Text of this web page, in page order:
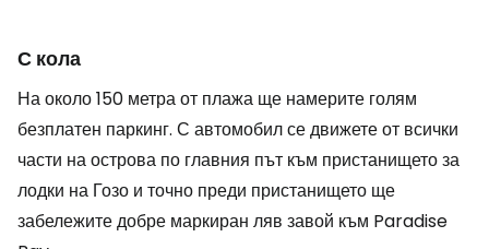
С кола
На около 150 метра от плажа ще намерите голям
безплатен паркинг. С автомобил се движете от всички
части на острова по главния път към пристанището за
лодки на Гозо и точно преди пристанището ще
забележите добре маркиран ляв завой към Paradise